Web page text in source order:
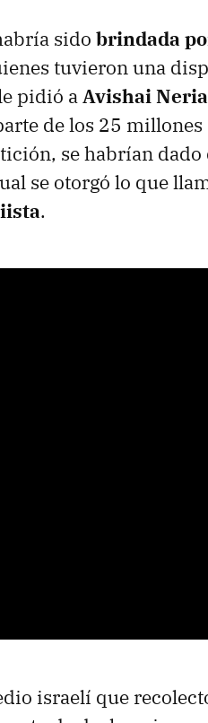
sido brindada
tuvieron una
pidió aAvishai
de los 25 millones
se habrían
se otorgó lo que
.
israelí que